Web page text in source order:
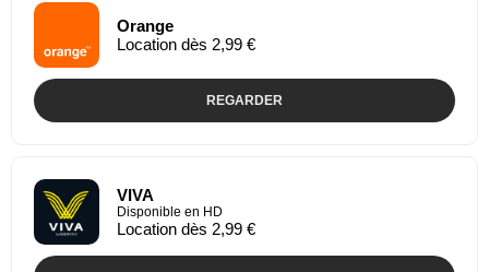
Orange
Location dès 2,99 €
REGARDER
VIVA
Disponible en HD
Location dès 2,99 €